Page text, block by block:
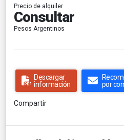
Precio de alquiler
Consultar
Pesos Argentinos
Descargar
información
por
Compartir